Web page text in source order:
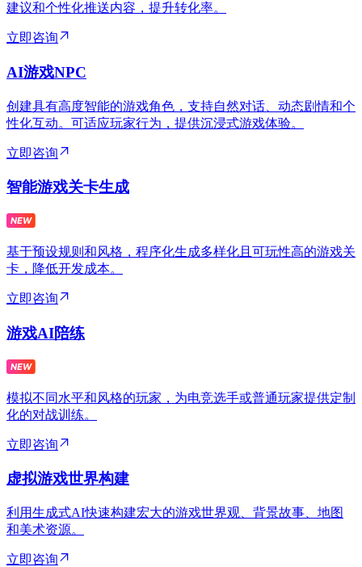
建议和个性化推送内容，提升转化率。
立即咨询
AI游戏NPC
创建具有高度智能的游戏角色，支持自然对话、动态剧情和个
性化互动。可适应玩家行为，提供沉浸式游戏体验。
立即咨询
智能游戏关卡生成
基于预设规则和风格，程序化生成多样化且可玩性高的游戏关
卡，降低开发成本。
立即咨询
游戏AI陪练
模拟不同水平和风格的玩家，为电竞选手或普通玩家提供定制
化的对战训练。
立即咨询
虚拟游戏世界构建
利用生成式AI快速构建宏大的游戏世界观、背景故事、地图
和美术资源。
立即咨询